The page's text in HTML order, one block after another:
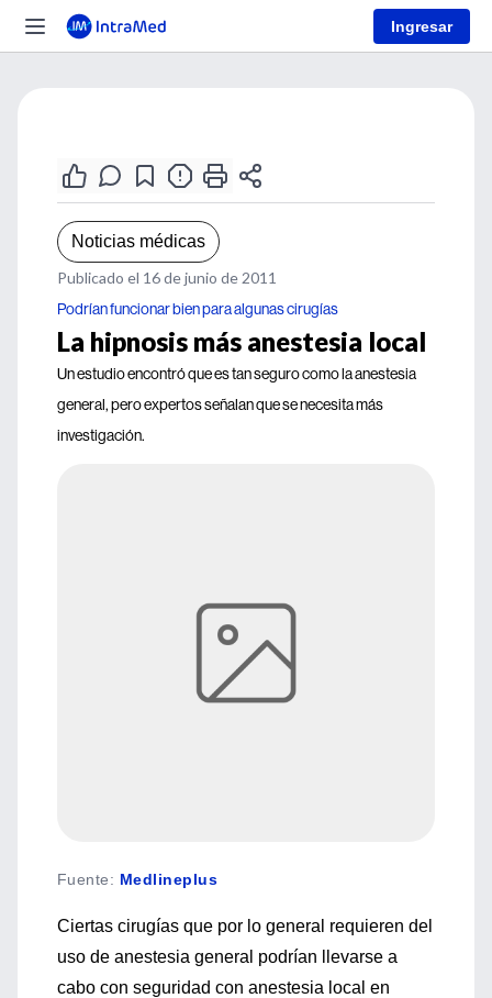
Ingresar
Noticias médicas
Publicado el 16 de junio de 2011
Podrían funcionar bien para algunas cirugías
La hipnosis más anestesia local
Un estudio encontró que es tan seguro como la anestesia
general, pero expertos señalan que se necesita más
investigación.
Fuente: Medlineplus
Ciertas cirugías que por lo general requieren del
uso de anestesia general podrían llevarse a
cabo con seguridad con anestesia local en